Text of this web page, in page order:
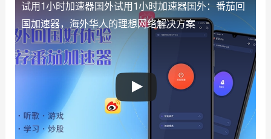
试用1小时加速器国外试用1小时加速器国外：番茄回
国加速器，海外华人的理想网络解决方案